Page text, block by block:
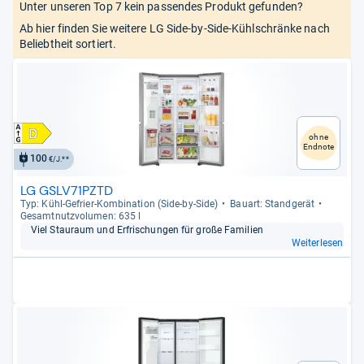
Unter unseren Top 7 kein passendes Produkt gefunden?
Ab hier finden Sie weitere LG Side-by-Side-Kühlschränke nach
Beliebtheit sortiert.
100 €/J.**
ohne
Endnote
LG GSLV71PZTD
Typ: Kühl-​Gefrier-​Kom­bi­na­tion (Side-​by-​Side)
Bau­art: Stand­ge­rät
Gesamt­nutz­vo­lu­men: 635 l
Viel Stau­raum und Erfri­schun­gen für große Fami­lien
Weiterlesen